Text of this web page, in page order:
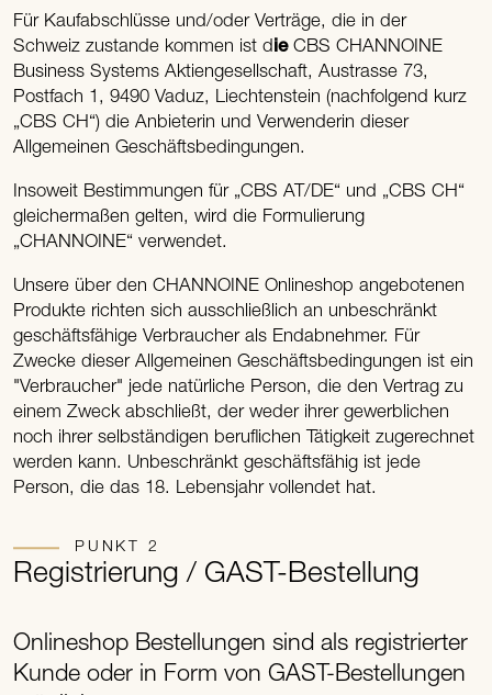
Für Kaufabschlüsse und/oder Verträge, die in der
Schweiz zustande kommen ist dieCBS CHANNOINE
Business Systems Aktiengesellschaft, Austrasse 73,
Postfach 1, 9490 Vaduz, Liechtenstein (nachfolgend kurz
„CBS CH“) die Anbieterin und Verwenderin dieser
Allgemeinen Geschäftsbedingungen.
Insoweit Bestimmungen für „CBS AT/DE“ und „CBS CH“
gleichermaßen gelten, wird die Formulierung
„CHANNOINE“ verwendet.
Unsere über den CHANNOINE Onlineshop angebotenen
Produkte richten sich ausschließlich an unbeschränkt
geschäftsfähige Verbraucher als Endabnehmer. Für
Zwecke dieser Allgemeinen Geschäftsbedingungen ist ein
"Verbraucher" jede natürliche Person, die den Vertrag zu
einem Zweck abschließt, der weder ihrer gewerblichen
noch ihrer selbständigen beruflichen Tätigkeit zugerechnet
werden kann. Unbeschränkt geschäftsfähig ist jede
Person, die das 18. Lebensjahr vollendet hat.
PUNKT 2
Registrierung / GAST-Bestellung
Onlineshop Bestellungen sind als registrierter
Kunde oder in Form von GAST-Bestellungen